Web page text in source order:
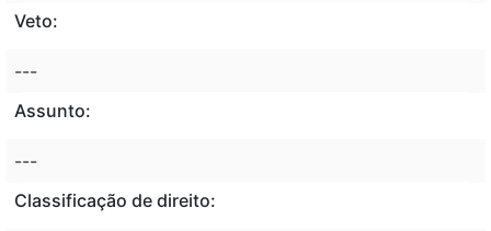
Veto:
---
Assunto:
---
Classificação de direito: